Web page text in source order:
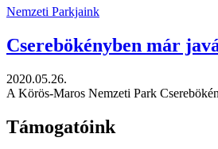
Nemzeti Parkjaink
Cserebökényben már
2020.05.26.
A Körös-Maros Nemzeti Park
Támogatóink